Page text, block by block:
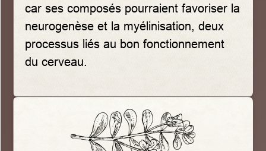
car ses composés pourraient favoriser la
neurogenèse et la myélinisation, deux
processus liés au bon fonctionnement
du cerveau.